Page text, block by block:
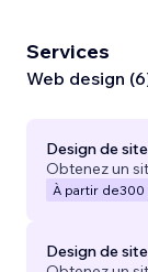
Services
Web design
Design de
Obtenez un
À partir de300
Design de